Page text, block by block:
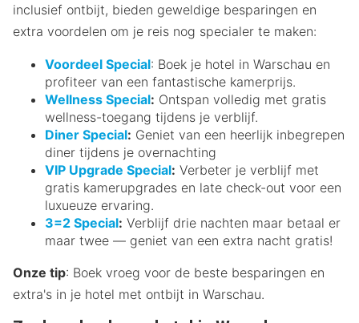
inclusief ontbijt, bieden geweldige besparingen en
extra voordelen om je reis nog specialer te maken:
Voordeel Special: Boek je hotel in Warschau en
profiteer van een fantastische kamerprijs.
Wellness Special: Ontspan volledig met gratis
wellness-toegang tijdens je verblijf.
Diner Special: Geniet van een heerlijk inbegrepen
diner tijdens je overnachting
VIP Upgrade Special: Verbeter je verblijf met
gratis kamerupgrades en late check-out voor een
luxueuze ervaring.
3=2 Special: Verblijf drie nachten maar betaal er
maar twee — geniet van een extra nacht gratis!
Onze tip: Boek vroeg voor de beste besparingen en
extra's in je hotel met ontbijt in Warschau.